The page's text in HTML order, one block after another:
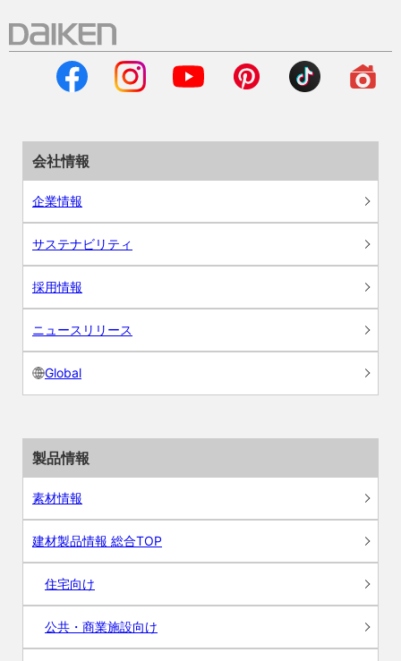
会社情報
企業情報
サステナビリティ
採用情報
ニュースリリース
Global
製品情報
素材情報
建材製品情報 総合TOP
住宅向け
公共・商業施設向け